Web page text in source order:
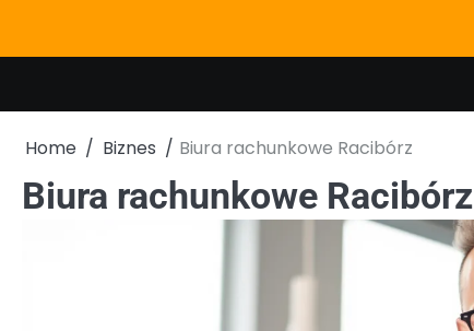
content
Home Biznes Biura rachunkowe Racibórz
Biura rachunkowe Racibórz